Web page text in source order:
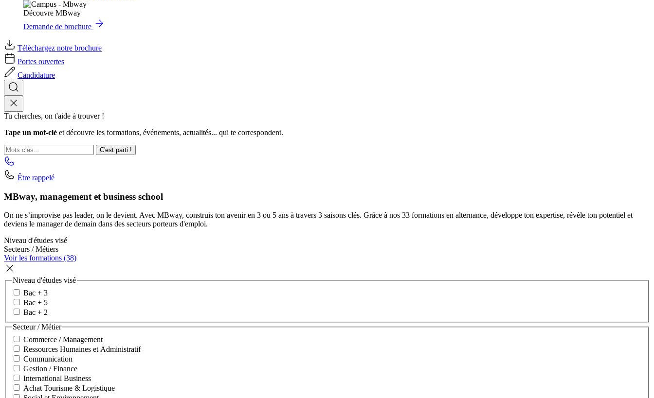
Découvre MBway
Demande de brochure
Téléchargez notre brochure
Portes ouvertes
Candidature
Tu cherches, on t'aide à trouver !
Tape un mot-clé et découvre les formations, événements, actualités... qui te correspondent.
C'est parti !
Être rappelé
MBway, management et business school
On ne s’improvise pas leader, on le devient. Avec MBway, construis ton avenir en 3 ou 5 ans à travers 3 saisons clés. Grâce à nos 33 formations en alternance, développe ton expertise, révèle ton potentiel et
deviens le manager de demain dans des secteurs porteurs d'emploi.
Niveau d'études visé
Secteurs / Métiers
Voir les formations (38)
Niveau d'études visé
Bac + 3
Bac + 5
Bac + 2
Secteur / Métier
Commerce / Management
Ressources Humaines et Administratif
Communication
Gestion / Finance
International Business
Achat Tourisme & Logistique